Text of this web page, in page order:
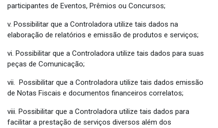
participantes de Eventos, Prêmios ou Concursos;
v. Possibilitar que a Controladora utilize tais dados na
elaboração de relatórios e emissão de produtos e serviços;
vi. Possibilitar que a Controladora utilize tais dados para suas
peças de Comunicação;
vii. Possibilitar que a Controladora utilize tais dados emissão
de Notas Fiscais e documentos financeiros correlatos;
viii. Possibilitar que a Controladora utilize tais dados para
facilitar a prestação de serviços diversos além dos